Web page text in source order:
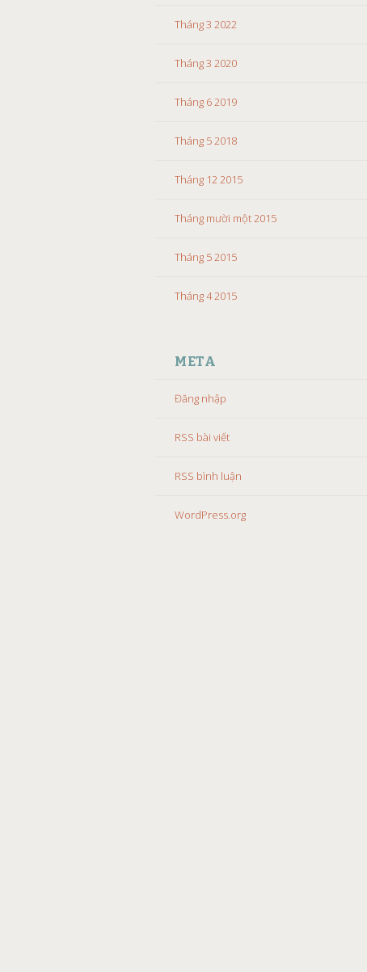
Tháng 3 2022
Tháng 3 2020
Tháng 6 2019
Tháng 5 2018
Tháng 12 2015
Tháng mười một 2015
Tháng 5 2015
Tháng 4 2015
META
Đăng nhập
RSS bài viết
RSS bình luận
WordPress.org